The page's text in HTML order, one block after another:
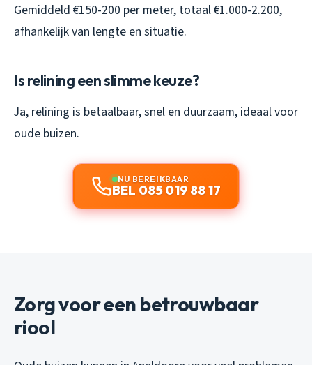
Gemiddeld €150-200 per meter, totaal €1.000-2.200,
afhankelijk van lengte en situatie.
Is relining een slimme keuze?
Ja, relining is betaalbaar, snel en duurzaam, ideaal voor
oude buizen.
NU BEREIKBAAR
BEL 085 019 88 17
Zorg voor een betrouwbaar
riool